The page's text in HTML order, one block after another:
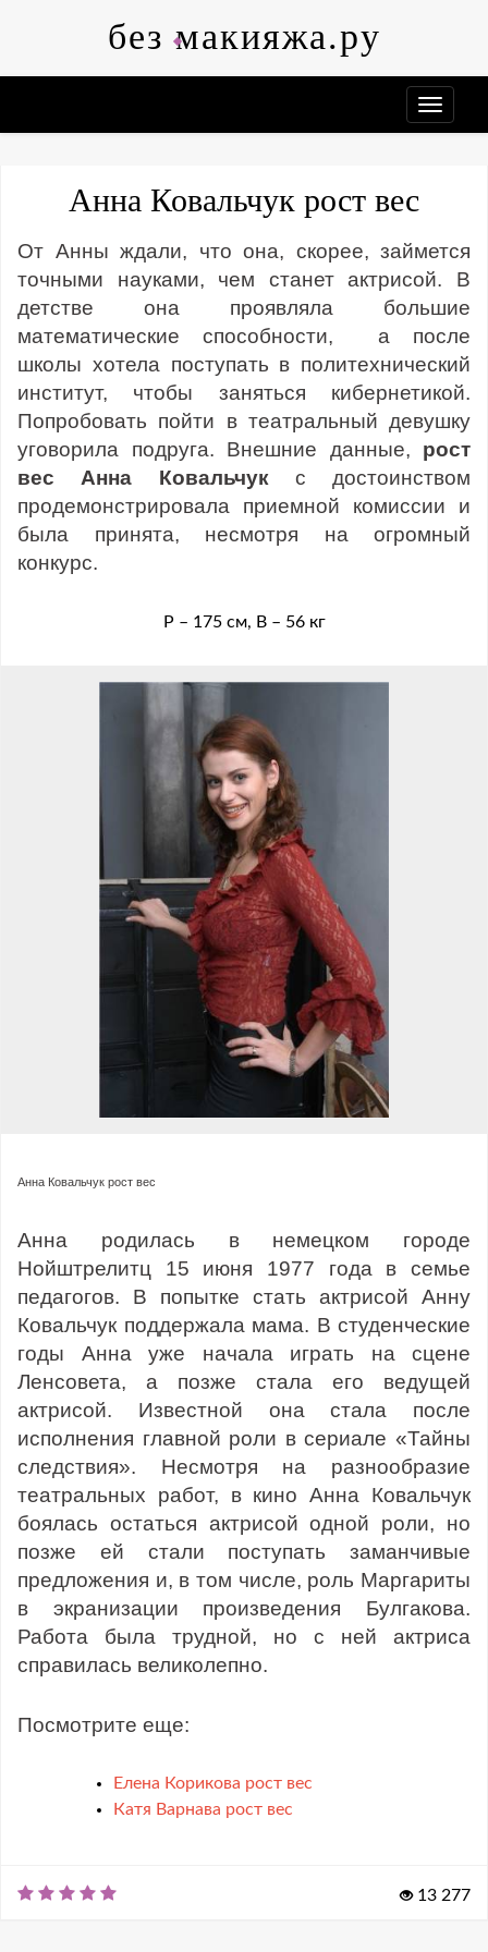
без макияжа.ру
Анна Ковальчук рост вес
От Анны ждали, что она, скорее, займется
точными науками, чем станет актрисой. В
детстве она проявляла большие
математические способности, а после
школы хотела поступать в политехнический
институт, чтобы заняться кибернетикой.
Попробовать пойти в театральный девушку
уговорила подруга. Внешние данные, рост
вес Анна Ковальчукс достоинством
продемонстрировала приемной комиссии и
была принята, несмотря на огромный
конкурс.
Р – 175 см, В – 56 кг
Анна Ковальчук рост вес
Анна родилась в немецком городе
Нойштрелитц 15 июня 1977 года в семье
педагогов. В попытке стать актрисой Анну
Ковальчук поддержала мама. В студенческие
годы Анна уже начала играть на сцене
Ленсовета, а позже стала его ведущей
актрисой. Известной она стала после
исполнения главной роли в сериале «Тайны
следствия». Несмотря на разнообразие
театральных работ, в кино Анна Ковальчук
боялась остаться актрисой одной роли, но
позже ей стали поступать заманчивые
предложения и, в том числе, роль Маргариты
в экранизации произведения Булгакова.
Работа была трудной, но с ней актриса
справилась великолепно.
Посмотрите еще:
Елена Корикова рост вес
Катя Варнава рост вес
13 277